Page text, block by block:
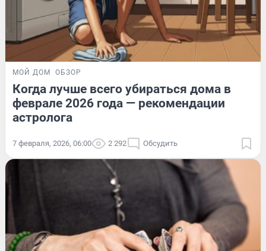
МОЙ ДОМ ОБЗОР
Когда лучше всего убираться дома в
феврале 2026 года — рекомендации
астролога
7 февраля, 2026, 06:00 2 292 Обсудить